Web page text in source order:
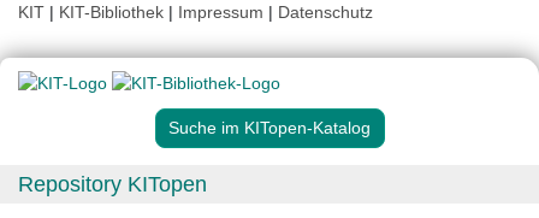
KIT | KIT-Bibliothek | Impressum | Datenschutz
Suche im KITopen-Katalog
Repository KITopen